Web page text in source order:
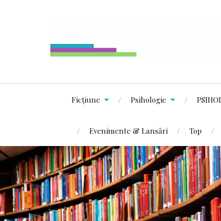
Ficțiune Psihologie
Evenimente & Lansări Top